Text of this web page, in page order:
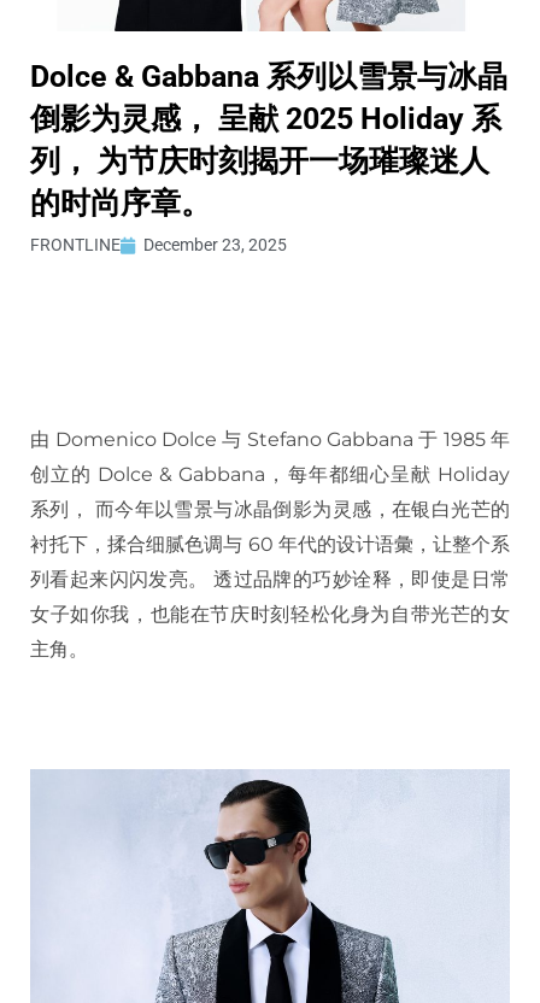
Dolce & Gabbana 系列以雪景与冰晶
倒影为灵感， 呈献 2025 Holiday 系
列， 为节庆时刻揭开一场璀璨迷人
的时尚序章。
FRONTLINE December 23, 2025
由 Domenico Dolce 与 Stefano Gabbana 于 1985 年
创立的 Dolce & Gabbana，每年都细心呈献 Holiday
系列， 而今年以雪景与冰晶倒影为灵感，在银白光芒的
衬托下，揉合细腻色调与 60 年代的设计语彙，让整个系
列看起来闪闪发亮。 透过品牌的巧妙诠释，即使是日常
女子如你我，也能在节庆时刻轻松化身为自带光芒的女
主角。